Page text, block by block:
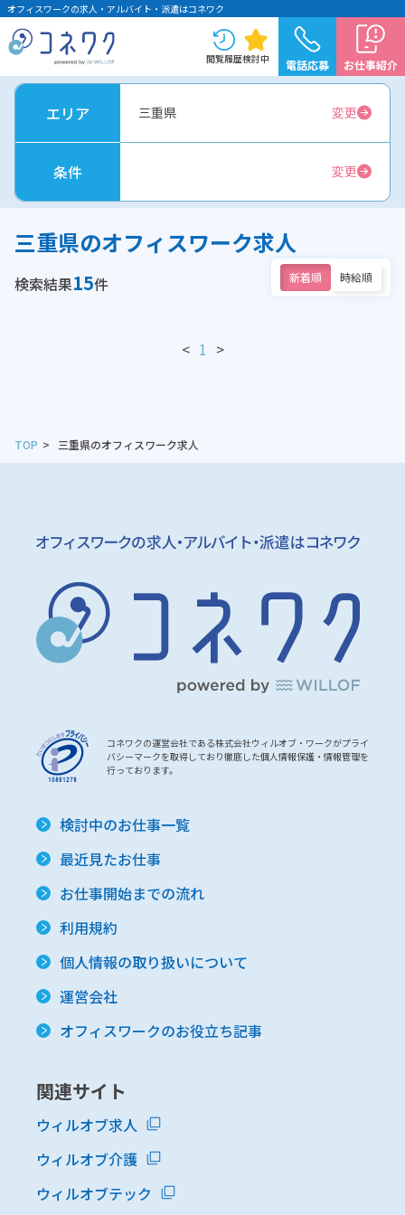
オフィスワークの求人・アルバイト・派遣はコネワク
閲覧履歴検討中 電話応募 お仕事紹介
エリア 三重県 変更
条件 変更
三重県のオフィスワーク求人
検索結果15件 新着順 時給順
< 1 >
TOP 三重県のオフィスワーク求人
コネワクの運営会社である株式会社ウィルオブ・ワークがプライ
バシーマークを取得しており徹底した個人情報保護・情報管理を
行っております。
検討中のお仕事一覧
最近見たお仕事
お仕事開始までの流れ
利用規約
個人情報の取り扱いについて
運営会社
オフィスワークのお役立ち記事
関連サイト
ウィルオブ求人
ウィルオブ介護
ウィルオブテック